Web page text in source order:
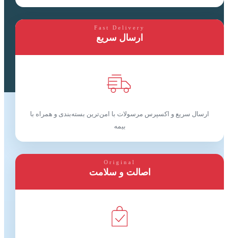
Fast Delivery
ارسال سریع
ارسال سریع و اکسپرس مرسولات با امن‌ترین بسته‌بندی و همراه با
بیمه
Original
اصالت و سلامت